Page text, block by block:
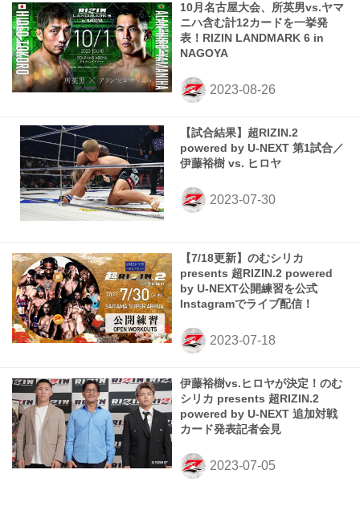
10月名古屋大会、所英男vs.ヤマ
ニハ含む計12カードを一挙発
表！RIZIN LANDMARK 6 in
NAGOYA
【試合結果】超RIZIN.2
powered by U-NEXT 第1試合／
伊藤裕樹 vs. ヒロヤ
【7/18更新】のむシリカ
presents 超RIZIN.2 powered
by U-NEXT公開練習を公式
Instagramでライブ配信！
伊藤裕樹vs.ヒロヤが決定！のむ
シリカ presents 超RIZIN.2
powered by U-NEXT 追加対戦
カード発表記者会見